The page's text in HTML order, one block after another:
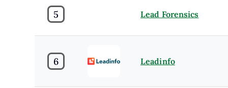
5 Lead Forensics
6 Leadinfo